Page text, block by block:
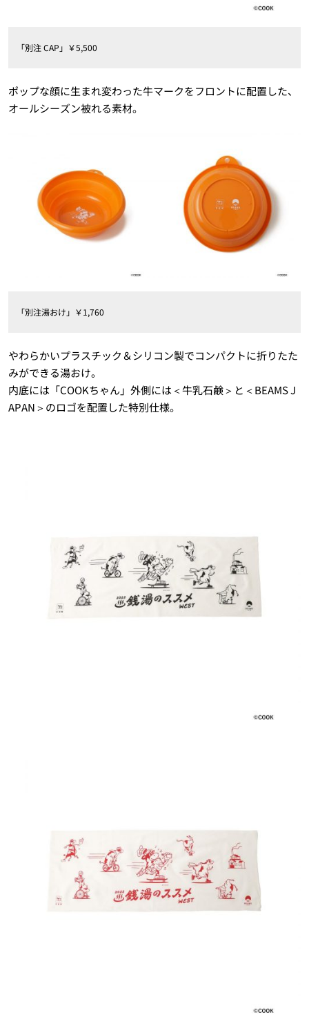
「別注 CAP」￥5,500
ポップな顔に生まれ変わった牛マークをフロントに配置した、
オールシーズン被れる素材。
「別注湯おけ」￥1,760
やわらかいプラスチック＆シリコン製でコンパクトに折りたた
みができる湯おけ。
内底には「COOKちゃん」外側には＜牛乳石鹸＞と＜BEAMS J
APAN＞のロゴを配置した特別仕様。